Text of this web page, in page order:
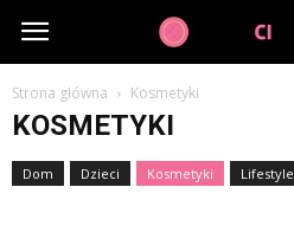
GuzikCiDoTego.pl
Strona główna Kosmetyki
KOSMETYKI
Dom Dzieci Kosmetyki Lifestyle